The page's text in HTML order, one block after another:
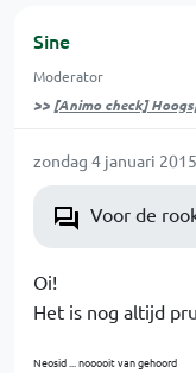
Sine
Moderator
>> [Animo check]
zondag 4 januari
Voor de
Oi!
Het is nog altijd
Neosid ... nooooit van gehoord